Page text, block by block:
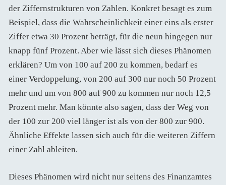
der Ziffernstrukturen von Zahlen. Konkret besagt es zum
Beispiel, dass die Wahrscheinlichkeit einer eins als erster
Ziffer etwa 30 Prozent beträgt, für die neun hingegen nur
knapp fünf Prozent. Aber wie lässt sich dieses Phänomen
erklären? Um von 100 auf 200 zu kommen, bedarf es
einer Verdoppelung, von 200 auf 300 nur noch 50 Prozent
mehr und um von 800 auf 900 zu kommen nur noch 12,5
Prozent mehr. Man könnte also sagen, dass der Weg von
der 100 zur 200 viel länger ist als von der 800 zur 900.
Ähnliche Effekte lassen sich auch für die weiteren Ziffern
einer Zahl ableiten.
Dieses Phänomen wird nicht nur seitens des Finanzamtes